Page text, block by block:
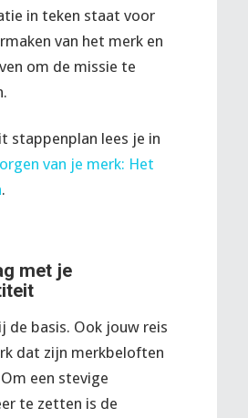
in teken staat voor
van het merk en
om de missie te
stappenplan lees je in
van je merk: Het
.
met je
de basis. Ook jouw reis
dat zijn merkbeloften
een stevige
te zetten is de